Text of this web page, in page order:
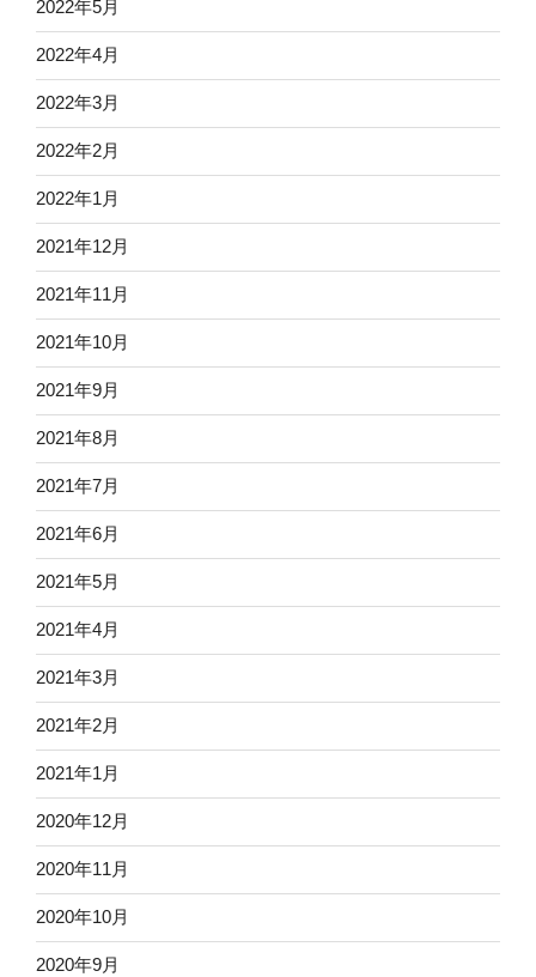
2022年5月
2022年4月
2022年3月
2022年2月
2022年1月
2021年12月
2021年11月
2021年10月
2021年9月
2021年8月
2021年7月
2021年6月
2021年5月
2021年4月
2021年3月
2021年2月
2021年1月
2020年12月
2020年11月
2020年10月
2020年9月